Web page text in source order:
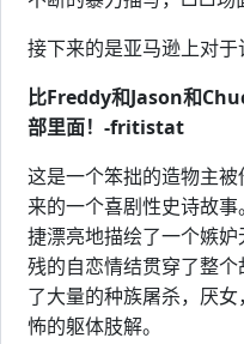
接下来的是亚马逊上对于
比Freddy和Jason和
部里面！-fritistat
这是一个笨拙的造物主
来的一个喜剧性史诗故
捷漂亮地描绘了一个嫉
残的自恋情结贯穿了整
了大量的种族屠杀，厌
怖的躯体肢解。